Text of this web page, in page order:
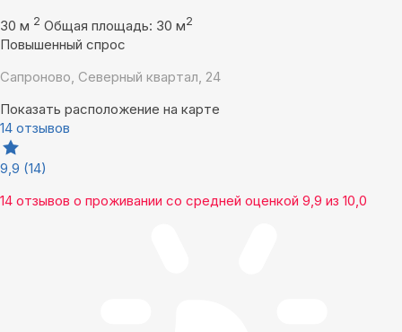
30 м 2 Общая площадь: 30 м2
Повышенный спрос
Сапроново, Северный квартал, 24
Показать расположение на карте
14 отзывов
9,9 (14)
14 отзывов о проживании со средней оценкой 9,9 из 10,0